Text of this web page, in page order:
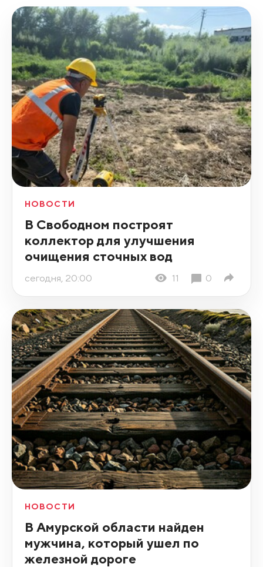
НОВОСТИ
В Свободном построят
коллектор для улучшения
очищения сточных вод
сегодня, 20:00 11 0
НОВОСТИ
В Амурской области найден
мужчина, который ушел по
железной дороге